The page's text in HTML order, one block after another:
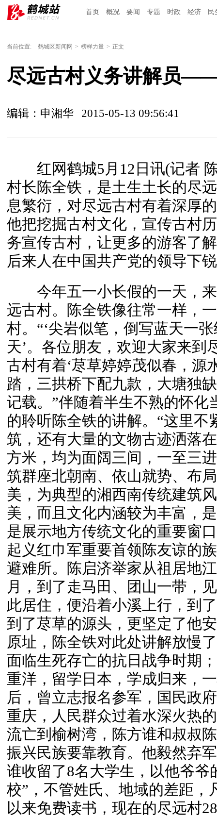
首页 概况 要闻 专题 时政 经济 民
当前位置: 鹤城区新闻网 > 榜样力量 > 正文
尽远古村义务讲解员
编辑：申湘华 2015-05-13 09:56:41
红网鹤城5月12日讯(记者 陈
村长陈全铁，是土生土长的尽
息繁衍，对尽远古村有着深厚
他把挖掘古村文化，宣传古村
务宣传古村，让更多的游客了
后来人在中国共产党的领导下
今年五一小长假的一天，来
远古村。陈全铁像往常一样，
村。“‘尖岩似笔，倒写蓝天一
天’。各位朋友，欢迎大家来到
古村有着‘荩草婷婷茂似春，源
踏，三拱桥下配九款，大塘独
记载。”伴随着半生不熟的怀
的聆听陈全铁的讲解。“这里不
筑，还有大量的文物古迹洒落
方米，均为面阔三间，一至三
筑群座北朝南、依山就势、布
美，为典型的湘西南传统建筑
美，而且文化内涵较为丰富，
是展示地方传统文化的重要窗
起义红巾军重要首领陈友谅的
避难所。陈启济举家从祖居地
月，到了走马田、团山一带，
此居住，便沿着小溪上行，到
到了荩草的源头，更坚定了他
原址，陈全铁对此处讲解放慢
面临生死存亡的抗日战争时期
重洋，留学日本，学成归来，
后，曾立志报名参军，国民政
重庆，人民群众过着水深火热
流亡到榆树湾，陈方谁和叔叔
振兴民族要靠教育。他毅然弃
谁收留了8名大学生，以他爷爷
校”，不管姓氏、地域的差距
以来免费读书，现在的尽远村